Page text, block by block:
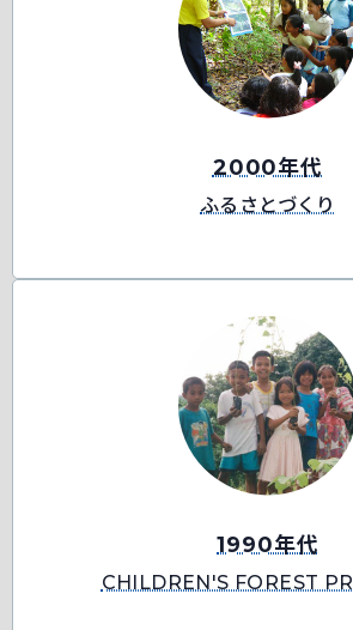
2000年代
ふるさとづくり
1990年代
CHILDREN'S FOREST